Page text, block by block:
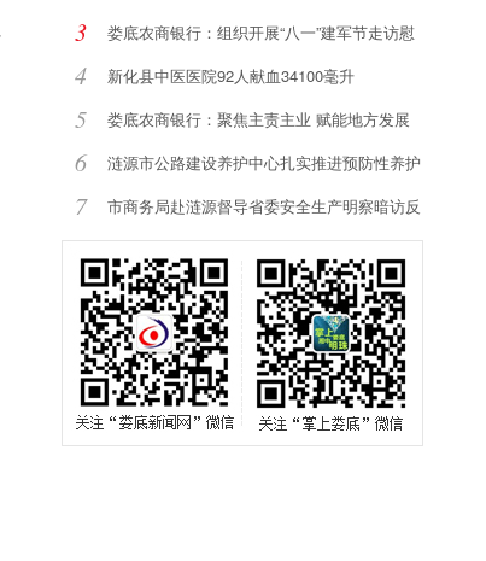
3 娄底农商银行：组织开展“八一”建军节走访慰
4 新化县中医医院92人献血34100毫升
5 娄底农商银行：聚焦主责主业 赋能地方发展
6
涟源市公路建设养护中心扎实推进预防性养护
提7
市商务局赴涟源督导省委安全生产明察暗访反
馈